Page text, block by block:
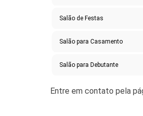
Salão de Festas
Salão para Casamento
Salão para Debutante